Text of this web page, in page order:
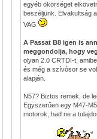
egyéb ökörséget
beszéljünk. Elvakultság
VAG
A Passat B8 igen is
meggondolja, hogy
olyan 2.0 CRTDI-t,
és még a szívósor se
alapján.
N57? Biztos remek, de
Egyszerűen egy M47-
motorok, had ne a